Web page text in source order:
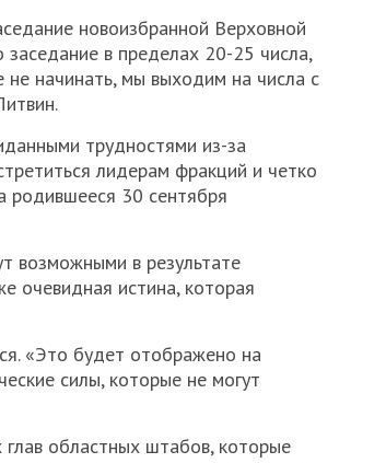
новоизбранной Верховной
в пределах 20-25 числа,
не начинать, мы выходим на числа с
трудностями из-за
лидерам фракций и четко
родившееся 30 сентября
возможными в результате
очевидная истина, которая
«Это будет отображено на
силы, которые не могут
областных штабов, которые